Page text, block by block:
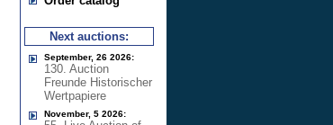
Next auctions:
September, 26 2026:
130. Auction
Freunde Historischer
Wertpapiere
November, 5 2026: